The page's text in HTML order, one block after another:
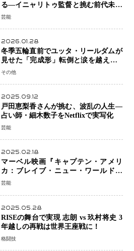
る―イニャリトゥ監督と挑む前代未聞
の大惨事コメディ「DIGGER ディガ
芸能
2026.01.28
冬季五輪直前でユッタ・リールダムが
見せた「完成形」転倒と涙を越えて─
ミラノで金を狙うオランダ女王の現在
その他
2025.09.12
戸田恵梨香さんが挑む、波乱の人生―
占い師・細木数子をNetflixで実写化
芸能
2025.02.18
マーベル映画『キャプテン・アメリ
カ：ブレイブ・ニュー・ワールド』
新ブラック・ウィドウ役のシラ・ハー
芸能
2025.05.28
RISEの舞台で実現 志朗 vs 玖村将史 3
年越しの再戦は世界王座戦に！
格闘技